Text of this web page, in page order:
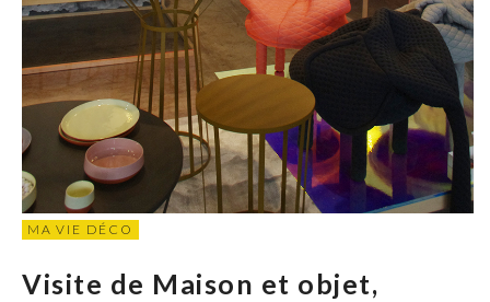
MA VIE DÉCO
Visite de Maison et objet,